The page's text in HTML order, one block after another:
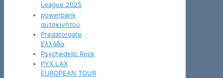
League 2025
powerbank
αυτοκινήτου
Predatorgate
Ελλάδα
Psychedelic Rock
PYX LAX
EUROPEAN TOUR